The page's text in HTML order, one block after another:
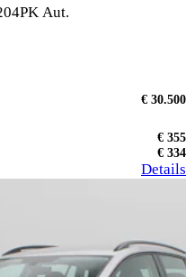
Aut.
€ 30.500
€ 355
€ 334
Details